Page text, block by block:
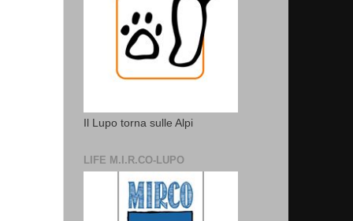
Il Lupo torna sulle Alpi
LIFE M.I.R.CO-LUPO